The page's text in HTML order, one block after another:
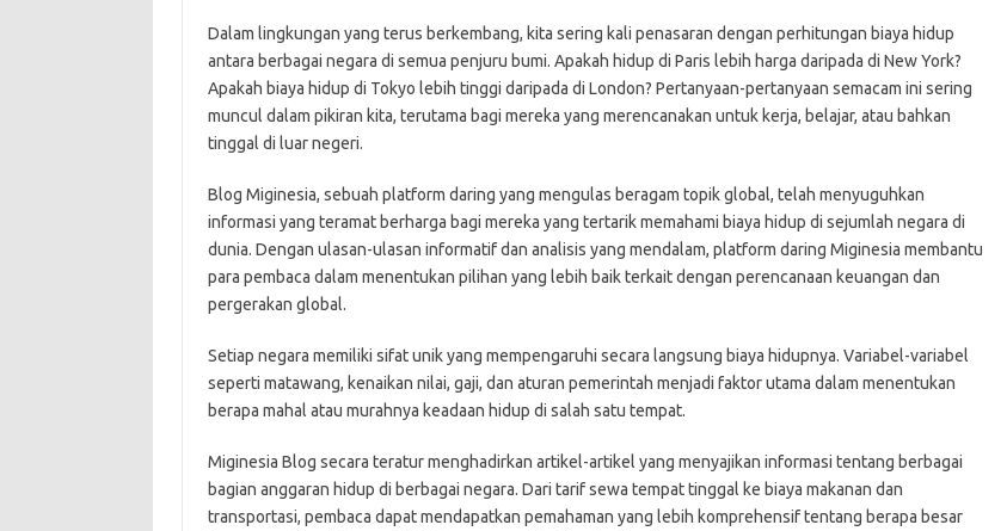
Dalam lingkungan yang terus berkembang, kita sering kali penasaran dengan perhitungan biaya hidup
antara berbagai negara di semua penjuru bumi. Apakah hidup di Paris lebih harga daripada di New York?
Apakah biaya hidup di Tokyo lebih tinggi daripada di London? Pertanyaan-pertanyaan semacam ini sering
muncul dalam pikiran kita, terutama bagi mereka yang merencanakan untuk kerja, belajar, atau bahkan
tinggal di luar negeri.
Blog Miginesia, sebuah platform daring yang mengulas beragam topik global, telah menyuguhkan
informasi yang teramat berharga bagi mereka yang tertarik memahami biaya hidup di sejumlah negara di
dunia. Dengan ulasan-ulasan informatif dan analisis yang mendalam, platform daring Miginesia membantu
para pembaca dalam menentukan pilihan yang lebih baik terkait dengan perencanaan keuangan dan
pergerakan global.
Setiap negara memiliki sifat unik yang mempengaruhi secara langsung biaya hidupnya. Variabel-variabel
seperti matawang, kenaikan nilai, gaji, dan aturan pemerintah menjadi faktor utama dalam menentukan
berapa mahal atau murahnya keadaan hidup di salah satu tempat.
Miginesia Blog secara teratur menghadirkan artikel-artikel yang menyajikan informasi tentang berbagai
bagian anggaran hidup di berbagai negara. Dari tarif sewa tempat tinggal ke biaya makanan dan
transportasi, pembaca dapat mendapatkan pemahaman yang lebih komprehensif tentang berapa besar